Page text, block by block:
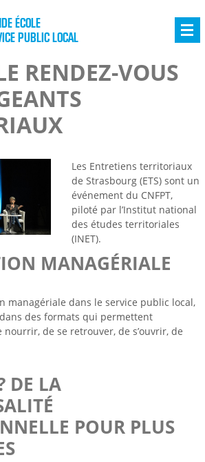
ÉCOLE
PUBLIC LOCAL
RENDEZ-VOUS
Les Entretiens territoriaux
de Strasbourg (ETS) sont un
événement du CNFPT,
piloté par l’Institut national
des études territoriales
(INET).
MANAGÉRIALE
managériale dans le service public local,
dans des formats qui permettent
nourrir, de se retrouver, de s’ouvrir, de
DE LA
POUR PLUS